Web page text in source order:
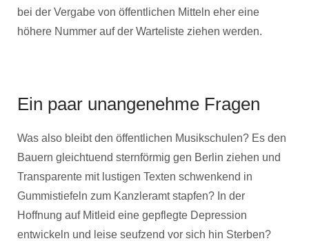
bei der Vergabe von öffentlichen Mitteln eher eine
höhere Nummer auf der Warteliste ziehen werden.
Ein paar unangenehme Fragen
Was also bleibt den öffentlichen Musikschulen? Es den
Bauern gleichtuend sternförmig gen Berlin ziehen und
Transparente mit lustigen Texten schwenkend in
Gummistiefeln zum Kanzleramt stapfen? In der
Hoffnung auf Mitleid eine gepflegte Depression
entwickeln und leise seufzend vor sich hin Sterben?